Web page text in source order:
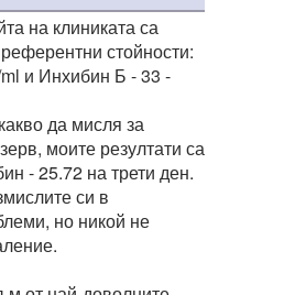
на клиниката са
стойности:
и Инхибин Б - 33 -
да мисля за
моите резултати са
- 25.72 на трети ден.
си в
но никой не